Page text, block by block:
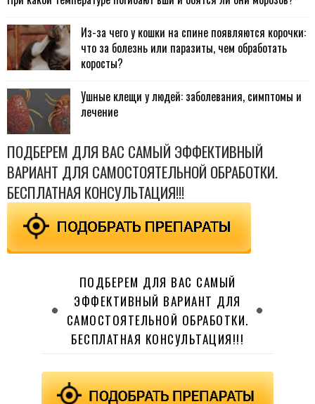
Из-за чего у кошки на спине появляются корочки:
что за болезнь или паразиты, чем обработать
коросты?
Ушные клещи у людей: заболевания, симптомы и
лечение
ПОДБЕРЕМ ДЛЯ ВАС САМЫЙ ЭФФЕКТИВНЫЙ
ВАРИАНТ ДЛЯ САМОСТОЯТЕЛЬНОЙ ОБРАБОТКИ.
БЕСПЛАТНАЯ КОНСУЛЬТАЦИЯ!!!
ПОДБЕРЕМ ДЛЯ ВАС САМЫЙ
ЭФФЕКТИВНЫЙ ВАРИАНТ ДЛЯ
САМОСТОЯТЕЛЬНОЙ ОБРАБОТКИ.
БЕСПЛАТНАЯ КОНСУЛЬТАЦИЯ!!!